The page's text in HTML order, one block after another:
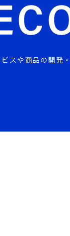
スや商品の開発